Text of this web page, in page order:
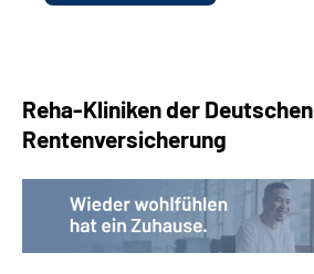
Reha-Kliniken der Deutschen
Rentenversicherung